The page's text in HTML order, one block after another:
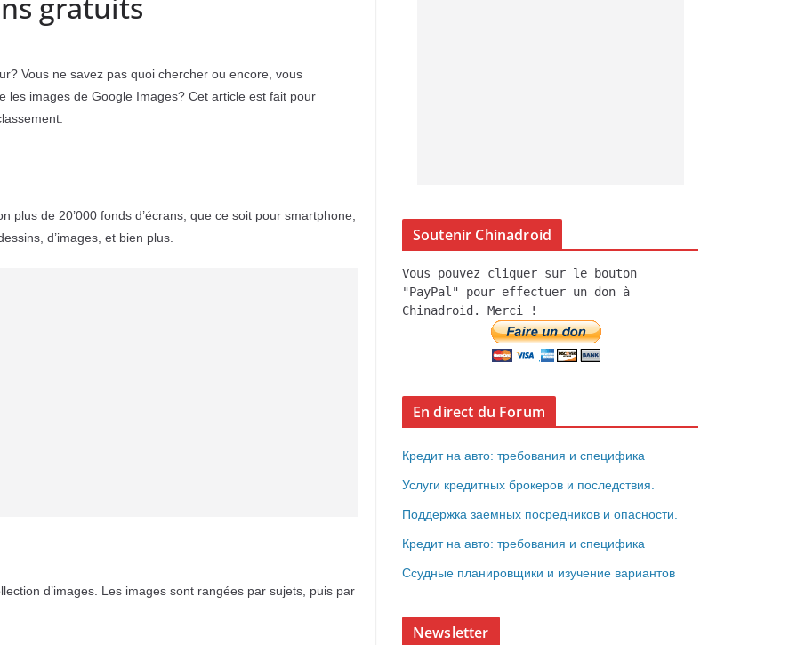
gratuits
Vous ne savez pas quoi chercher ou encore, vous
images de Google Images? Cet article est fait pour
plus de 20’000 fonds d’écrans, que ce soit pour smartphone,
d’images, et bien plus.
d’images. Les images sont rangées par sujets, puis par
Soutenir Chinadroid
Vous pouvez cliquer sur le bouton
"PayPal" pour effectuer un don à
Chinadroid. Merci !
En direct du Forum
Кредит на авто: требования и специфика
Услуги кредитных брокеров и последствия.
Поддержка заемных посредников и опасности.
Кредит на авто: требования и специфика
Ссудные планировщики и изучение вариантов
Newsletter